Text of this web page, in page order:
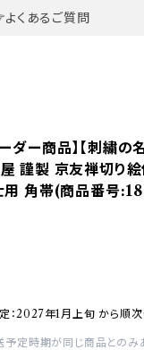
くあるご質問
ダー商品】【刺繍の
謹製 京友禅切り絵
用 角帯(商品番号
：2027年1月上旬 から順
予定時期が同じ商品とのみ